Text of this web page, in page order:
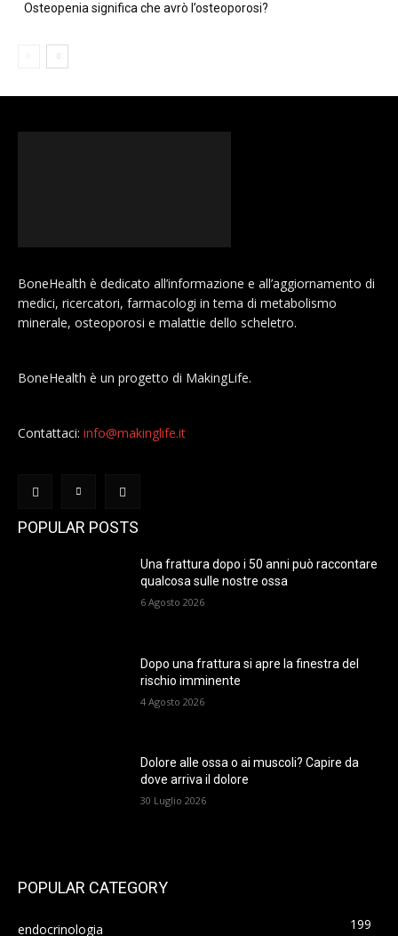
Osteopenia significa che avrò l’osteoporosi?
BoneHealth è dedicato all’informazione e all’aggiornamento di
medici, ricercatori, farmacologi in tema di metabolismo
minerale, osteoporosi e malattie dello scheletro.
BoneHealth è un progetto di MakingLife.
Contattaci: info@makinglife.it
POPULAR POSTS
Una frattura dopo i 50 anni può raccontare
qualcosa sulle nostre ossa
6 Agosto 2026
Dopo una frattura si apre la finestra del
rischio imminente
4 Agosto 2026
Dolore alle ossa o ai muscoli? Capire da
dove arriva il dolore
30 Luglio 2026
POPULAR CATEGORY
endocrinologia 199